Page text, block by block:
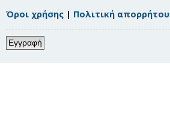
Όροι χρήσης | Πολιτική απορρήτου
Εγγραφή